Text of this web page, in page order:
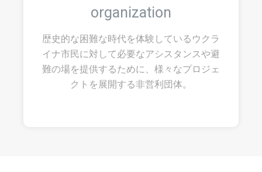
organization
歴史的な困難な時代を体験しているウクラ
イナ市民に対して必要なアシスタンスや避
難の場を提供するために、様々なプロジェ
クトを展開する非営利団体。